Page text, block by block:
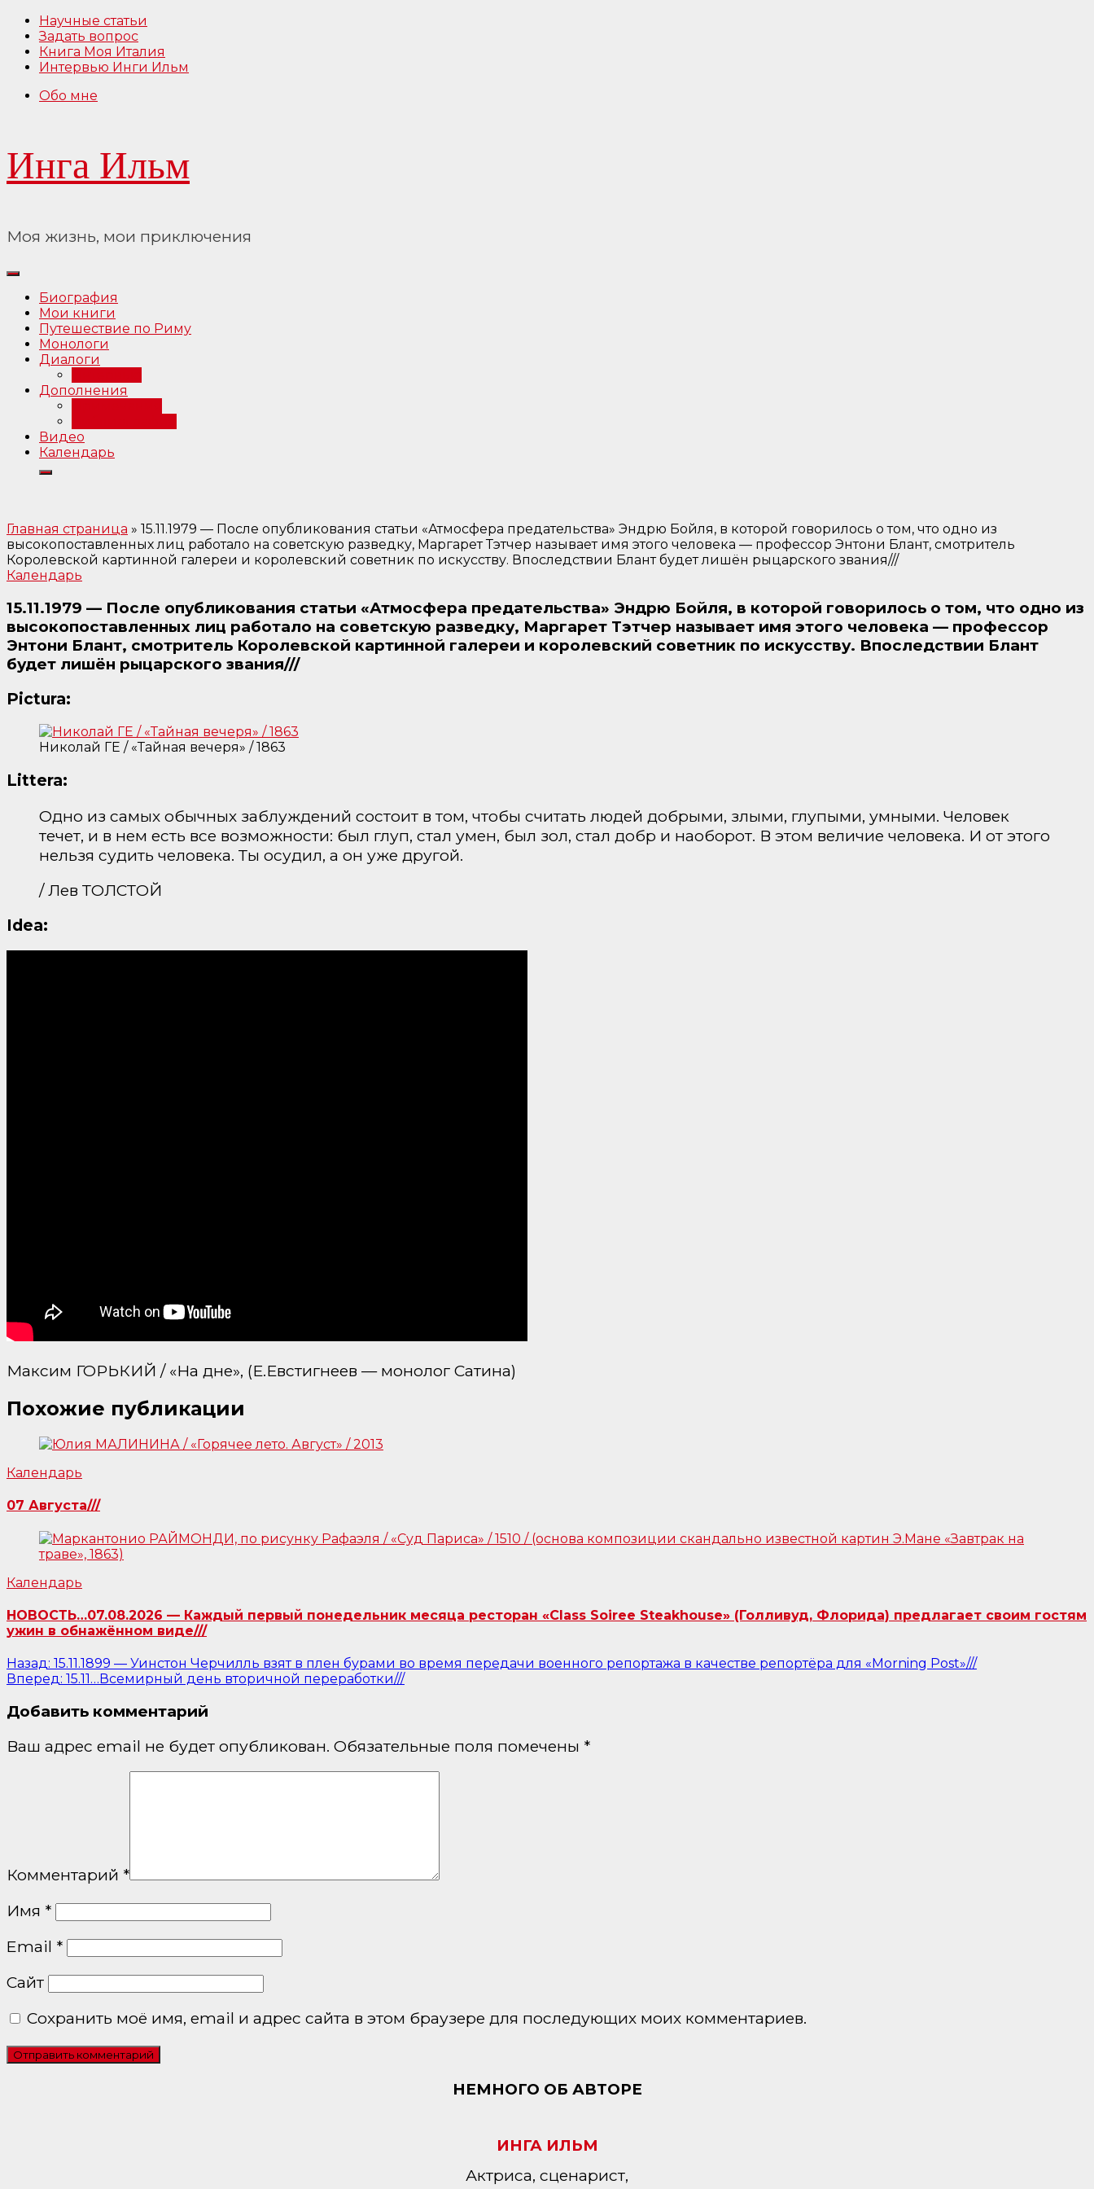
Перейти
содержимому
Научные статьи
Задать вопрос
Книга Моя Италия
Интервью Инги Ильм
Обо мне
Инга Ильм
Моя жизнь, мои приключения
Биография
Мои книги
Путешествие по Риму
Монологи
Диалоги
Дополнения
Видео
Календарь
Главная страница » 15.11.1979 — После опубликования статьи «Атмосфера предательства» Эндрю Бойля, в которой говорилось о том, что одно из
высокопоставленных лиц работало на советскую разведку, Маргарет Тэтчер называет имя этого человека — профессор Энтони Блант, смотритель
Королевской картинной галереи и королевский советник по искусству. Впоследствии Блант будет лишён рыцарского звания///
Календарь
15.11.1979 — После опубликования статьи «Атмосфера предательства» Эндрю Бойля, в которой говорилось о том, что одно из
высокопоставленных лиц работало на советскую разведку, Маргарет Тэтчер называет имя этого человека — профессор
Энтони Блант, смотритель Королевской картинной галереи и королевский советник по искусству. Впоследствии Блант
будет лишён рыцарского звания///
Pictura:
Николай ГЕ / «Тайная вечеря» / 1863
Littera:
Одно из самых обычных заблуждений состоит в том, чтобы считать людей добрыми, злыми, глупыми, умными. Человек
течет, и в нем есть все возможности: был глуп, стал умен, был зол, стал добр и наоборот. В этом величие человека. И от этого
нельзя судить человека. Ты осудил, а он уже другой.
/ Лев ТОЛСТОЙ
Idea:
Максим ГОРЬКИЙ / «На дне», (Е.Евстигнеев — монолог Сатина)
Похожие публикации
Календарь
07 Августа///
Календарь
НОВОСТЬ…07.08.2026 — Каждый первый понедельник месяца ресторан «Class Soiree Steakhouse» (Голливуд, Флорида) предлагает своим гостям
ужин в обнажённом виде///
Навигация
по
записям
Назад: 15.11.1899 — Уинстон Черчилль взят в плен бурами во время передачи военного репортажа в качестве репортёра для «Morning Post»///
Вперед: 15.11…Всемирный день вторичной переработки///
Добавить комментарий
Ваш адрес email не будет опубликован. Обязательные поля помечены *
Комментарий *
Имя *
Email *
Сайт
Сохранить моё имя, email и адрес сайта в этом браузере для последующих моих комментариев.
НЕМНОГО ОБ АВТОРЕ
ИНГА ИЛЬМ
Актриса, сценарист,